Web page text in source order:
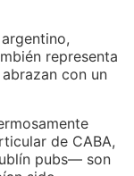
representa
con un
de CABA,
pubs— son